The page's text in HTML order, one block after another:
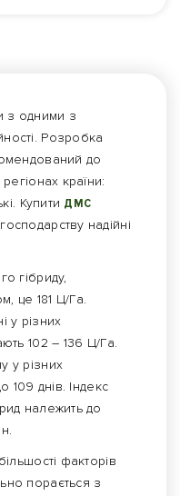
з одними з
Розробка
до
країни:
Купити ДМС
надійні
гібриду,
це 181 Ц/Га.
у різних
102 – 136 Ц/Га.
у різних
109 днів. Індекс
належить до
факторів
порається з